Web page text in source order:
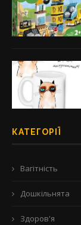
КАТЕГОРІЇ
Вагітність
Дошкільнята
Здоров'я